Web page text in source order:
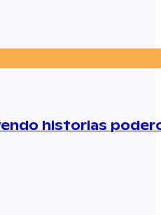
historias